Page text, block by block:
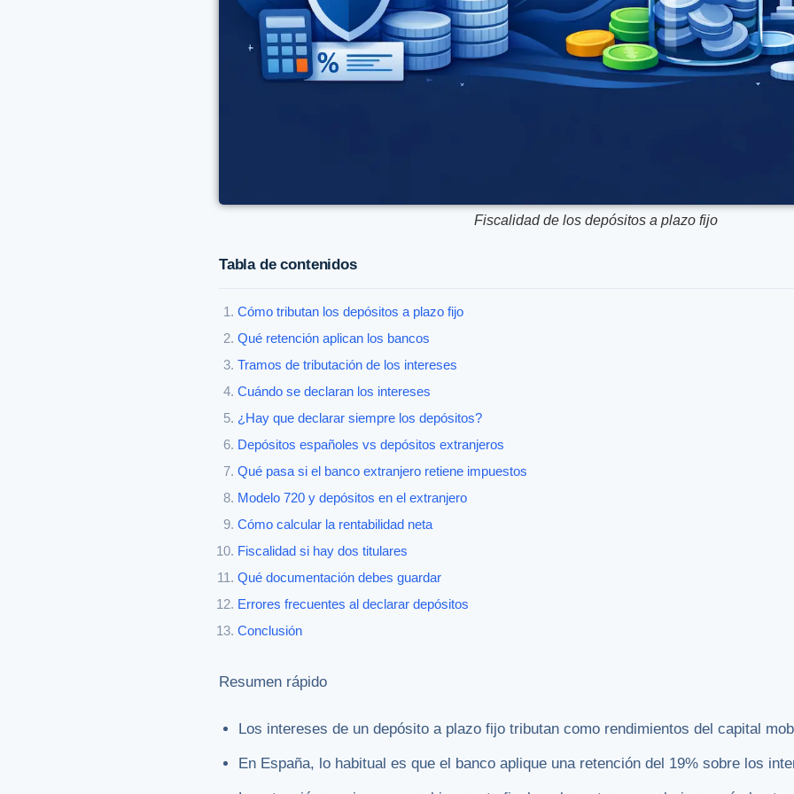
Fiscalidad de los depósitos a plazo fijo
Tabla de contenidos
Cómo tributan los depósitos a plazo fijo
Qué retención aplican los bancos
Tramos de tributación de los intereses
Cuándo se declaran los intereses
¿Hay que declarar siempre los depósitos?
Depósitos españoles vs depósitos extranjeros
Qué pasa si el banco extranjero retiene impuestos
Modelo 720 y depósitos en el extranjero
Cómo calcular la rentabilidad neta
Fiscalidad si hay dos titulares
Qué documentación debes guardar
Errores frecuentes al declarar depósitos
Conclusión
Resumen rápido
Los intereses de un depósito a plazo fijo tributan como rendimientos del capital
En España, lo habitual es que el banco aplique una retención del 19% sobre los